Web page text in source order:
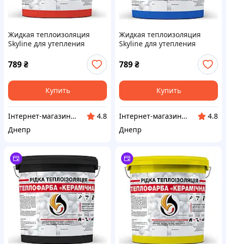
Жидкая теплоизоляция
Skyline для утепления
Теплокраска Красный 3 л
789₴
Купить
Інтернет-магазин "Winner"
4.8
Днепр
Жидкая теплоизоляция
Skyline для утепления
Теплокраска Синий 3 л
789₴
Купить
Інтернет-магазин "Winner"
4.8
Днепр